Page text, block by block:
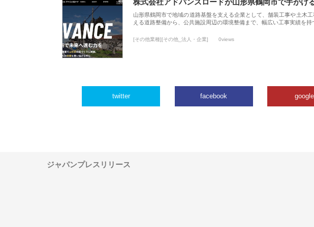
株式会社アドバンスロードが山形県鶴岡市で手がけ
山形県鶴岡市で地域の道路基盤を支える企業として、舗装工事や土木
える道路整備から、公共施設周辺の環境整備まで、幅広い工事実績を
[その他業種][その他_法人・企業] 0views
twitter facebook
ジャパンプレスリリース